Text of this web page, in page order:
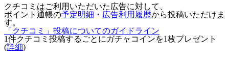
クチコミはご利用いただいた広告に対して、
ポイント通帳の予定明細 ・ 広告利用履歴から投稿いただけま
す。
「クチコミ」投稿についてのガイドライン
1件クチコミ投稿するごとに ガチャコインを1枚プレゼント
(詳細)